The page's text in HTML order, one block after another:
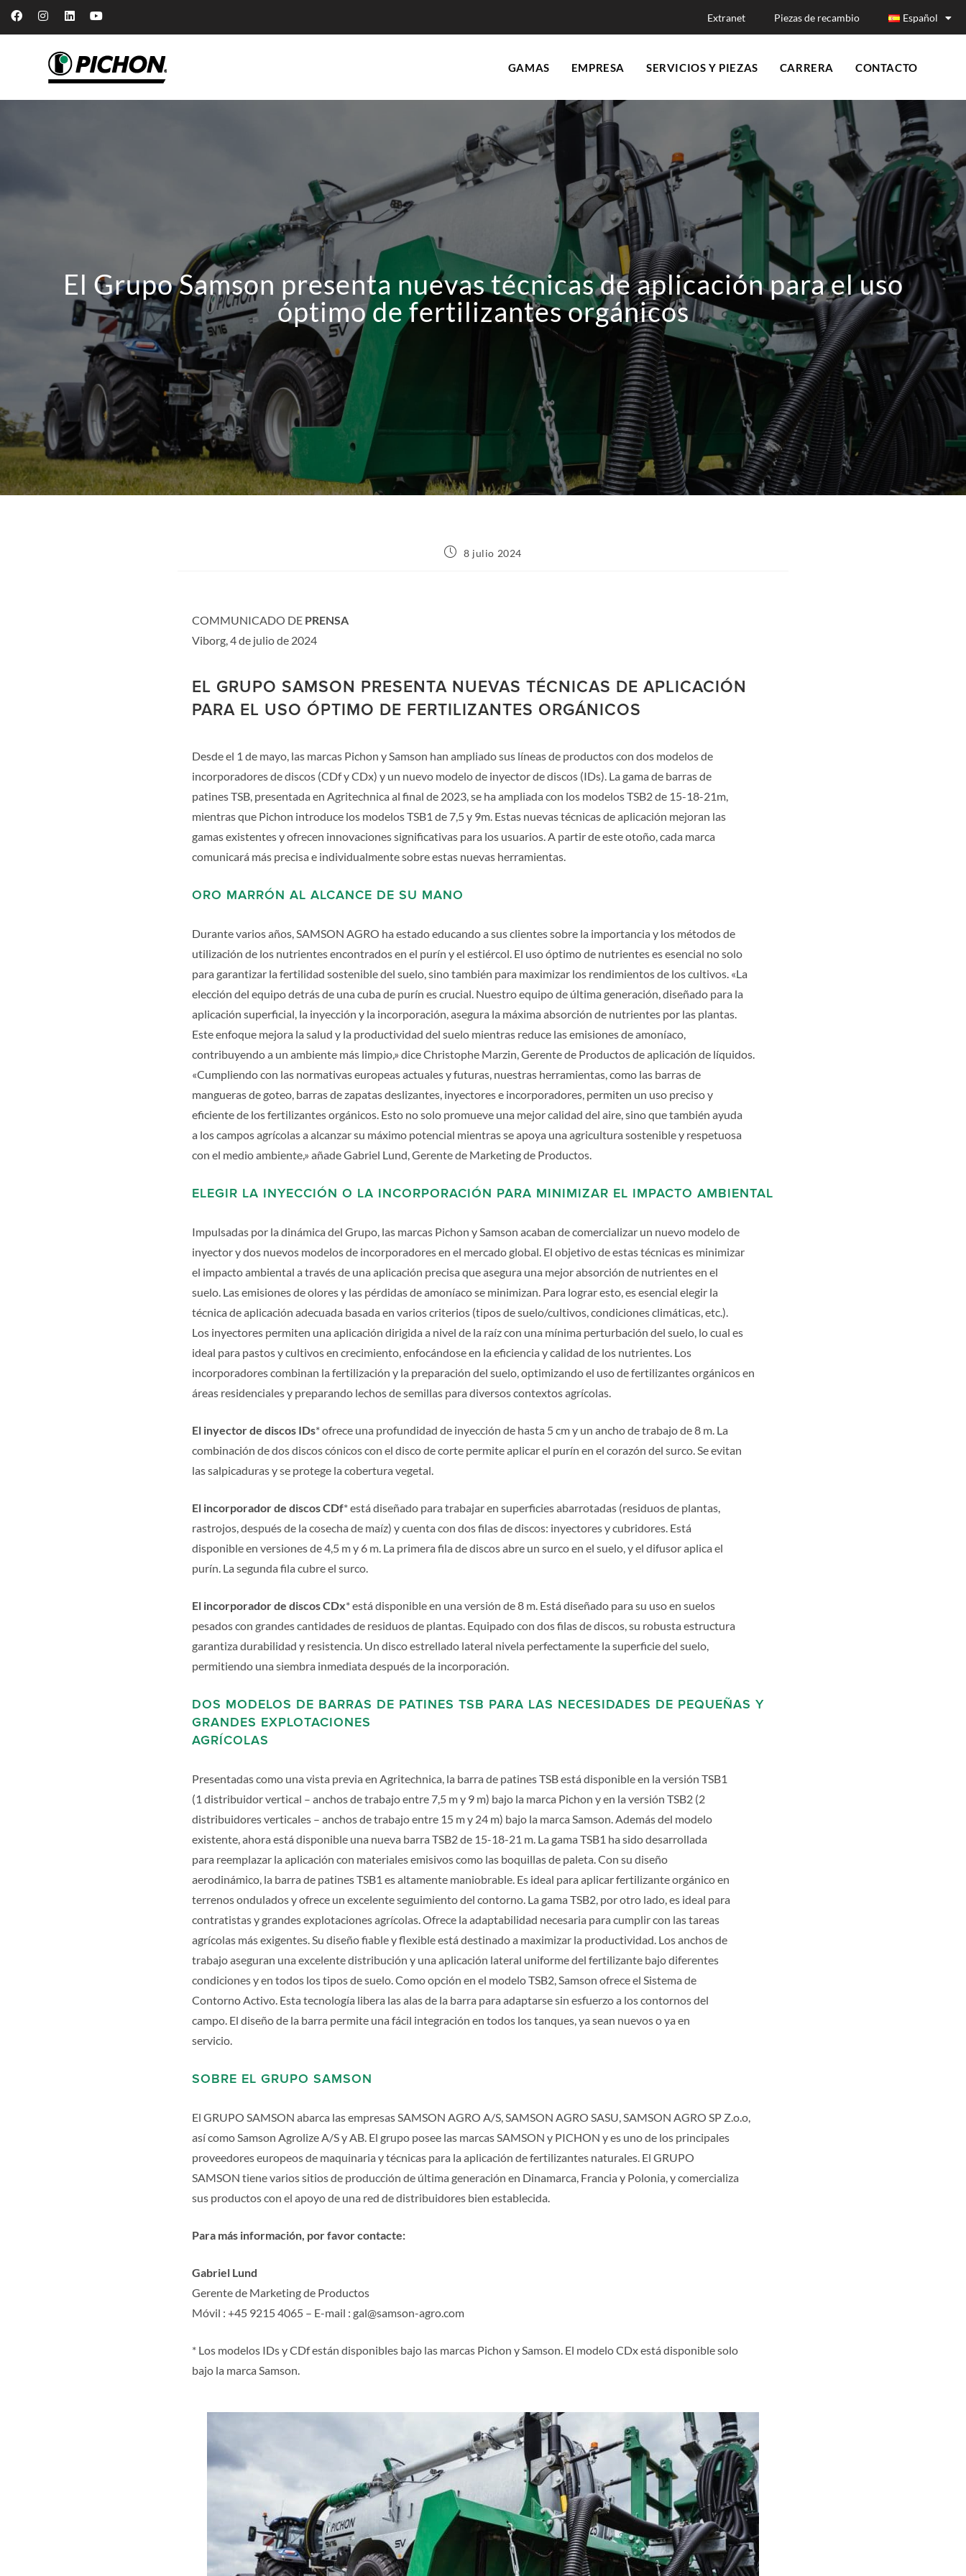
Extranet Piezas de recambio Español
GAMAS EMPRESA SERVICIOS Y PIEZAS CARRERA CONTACTO
El Grupo Samson presenta nuevas técnicas de aplicación para el uso
óptimo de fertilizantes orgánicos
8 julio 2024
COMMUNICADO DE PRENSA
Viborg, 4 de julio de 2024
EL GRUPO SAMSON PRESENTA NUEVAS TÉCNICAS DE APLICACIÓN
PARA EL USO ÓPTIMO DE FERTILIZANTES ORGÁNICOS
Desde el 1 de mayo, las marcas Pichon y Samson han ampliado sus líneas de productos con dos modelos de
incorporadores de discos (CDf y CDx) y un nuevo modelo de inyector de discos (IDs). La gama de barras de
patines TSB, presentada en Agritechnica al final de 2023, se ha ampliada con los modelos TSB2 de 15-18-21m,
mientras que Pichon introduce los modelos TSB1 de 7,5 y 9m. Estas nuevas técnicas de aplicación mejoran las
gamas existentes y ofrecen innovaciones significativas para los usuarios. A partir de este otoño, cada marca
comunicará más precisa e individualmente sobre estas nuevas herramientas.
ORO MARRÓN AL ALCANCE DE SU MANO
Durante varios años, SAMSON AGRO ha estado educando a sus clientes sobre la importancia y los métodos de
utilización de los nutrientes encontrados en el purín y el estiércol. El uso óptimo de nutrientes es esencial no solo
para garantizar la fertilidad sostenible del suelo, sino también para maximizar los rendimientos de los cultivos. «La
elección del equipo detrás de una cuba de purín es crucial. Nuestro equipo de última generación, diseñado para la
aplicación superficial, la inyección y la incorporación, asegura la máxima absorción de nutrientes por las plantas.
Este enfoque mejora la salud y la productividad del suelo mientras reduce las emisiones de amoníaco,
contribuyendo a un ambiente más limpio,» dice Christophe Marzin, Gerente de Productos de aplicación de líquidos.
«Cumpliendo con las normativas europeas actuales y futuras, nuestras herramientas, como las barras de
mangueras de goteo, barras de zapatas deslizantes, inyectores e incorporadores, permiten un uso preciso y
eficiente de los fertilizantes orgánicos. Esto no solo promueve una mejor calidad del aire, sino que también ayuda
a los campos agrícolas a alcanzar su máximo potencial mientras se apoya una agricultura sostenible y respetuosa
con el medio ambiente,» añade Gabriel Lund, Gerente de Marketing de Productos.
ELEGIR LA INYECCIÓN O LA INCORPORACIÓN PARA MINIMIZAR EL IMPACTO AMBIENTAL
Impulsadas por la dinámica del Grupo, las marcas Pichon y Samson acaban de comercializar un nuevo modelo de
inyector y dos nuevos modelos de incorporadores en el mercado global. El objetivo de estas técnicas es minimizar
el impacto ambiental a través de una aplicación precisa que asegura una mejor absorción de nutrientes en el
suelo. Las emisiones de olores y las pérdidas de amoníaco se minimizan. Para lograr esto, es esencial elegir la
técnica de aplicación adecuada basada en varios criterios (tipos de suelo/cultivos, condiciones climáticas, etc.).
Los inyectores permiten una aplicación dirigida a nivel de la raíz con una mínima perturbación del suelo, lo cual es
ideal para pastos y cultivos en crecimiento, enfocándose en la eficiencia y calidad de los nutrientes. Los
incorporadores combinan la fertilización y la preparación del suelo, optimizando el uso de fertilizantes orgánicos en
áreas residenciales y preparando lechos de semillas para diversos contextos agrícolas.
El inyector de discos IDs* ofrece una profundidad de inyección de hasta 5 cm y un ancho de trabajo de 8 m. La
combinación de dos discos cónicos con el disco de corte permite aplicar el purín en el corazón del surco. Se evitan
las salpicaduras y se protege la cobertura vegetal.
El incorporador de discos CDf* está diseñado para trabajar en superficies abarrotadas (residuos de plantas,
rastrojos, después de la cosecha de maíz) y cuenta con dos filas de discos: inyectores y cubridores. Está
disponible en versiones de 4,5 m y 6 m. La primera fila de discos abre un surco en el suelo, y el difusor aplica el
purín. La segunda fila cubre el surco.
El incorporador de discos CDx* está disponible en una versión de 8 m. Está diseñado para su uso en suelos
pesados con grandes cantidades de residuos de plantas. Equipado con dos filas de discos, su robusta estructura
garantiza durabilidad y resistencia. Un disco estrellado lateral nivela perfectamente la superficie del suelo,
permitiendo una siembra inmediata después de la incorporación.
DOS MODELOS DE BARRAS DE PATINES TSB PARA LAS NECESIDADES DE PEQUEÑAS Y
GRANDES EXPLOTACIONES
AGRÍCOLAS
Presentadas como una vista previa en Agritechnica, la barra de patines TSB está disponible en la versión TSB1
(1 distribuidor vertical – anchos de trabajo entre 7,5 m y 9 m) bajo la marca Pichon y en la versión TSB2 (2
distribuidores verticales – anchos de trabajo entre 15 m y 24 m) bajo la marca Samson. Además del modelo
existente, ahora está disponible una nueva barra TSB2 de 15-18-21 m. La gama TSB1 ha sido desarrollada
para reemplazar la aplicación con materiales emisivos como las boquillas de paleta. Con su diseño
aerodinámico, la barra de patines TSB1 es altamente maniobrable. Es ideal para aplicar fertilizante orgánico en
terrenos ondulados y ofrece un excelente seguimiento del contorno. La gama TSB2, por otro lado, es ideal para
contratistas y grandes explotaciones agrícolas. Ofrece la adaptabilidad necesaria para cumplir con las tareas
agrícolas más exigentes. Su diseño fiable y flexible está destinado a maximizar la productividad. Los anchos de
trabajo aseguran una excelente distribución y una aplicación lateral uniforme del fertilizante bajo diferentes
condiciones y en todos los tipos de suelo. Como opción en el modelo TSB2, Samson ofrece el Sistema de
Contorno Activo. Esta tecnología libera las alas de la barra para adaptarse sin esfuerzo a los contornos del
campo. El diseño de la barra permite una fácil integración en todos los tanques, ya sean nuevos o ya en
servicio.
SOBRE EL GRUPO SAMSON
El GRUPO SAMSON abarca las empresas SAMSON AGRO A/S, SAMSON AGRO SASU, SAMSON AGRO SP Z.o.o,
así como Samson Agrolize A/S y AB. El grupo posee las marcas SAMSON y PICHON y es uno de los principales
proveedores europeos de maquinaria y técnicas para la aplicación de fertilizantes naturales. El GRUPO
SAMSON tiene varios sitios de producción de última generación en Dinamarca, Francia y Polonia, y comercializa
sus productos con el apoyo de una red de distribuidores bien establecida.
Para más información, por favor contacte:
Gabriel Lund
Gerente de Marketing de Productos
Móvil : +45 9215 4065 – E-mail : gal@samson-agro.com
* Los modelos IDs y CDf están disponibles bajo las marcas Pichon y Samson. El modelo CDx está disponible solo
bajo la marca Samson.